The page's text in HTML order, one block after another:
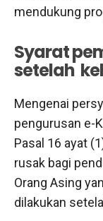
mendukung
Syarat
setelah
Mengenai
pengurusan e-
Pasal 16 ayat
rusak bagi
Orang Asing
dilakukan